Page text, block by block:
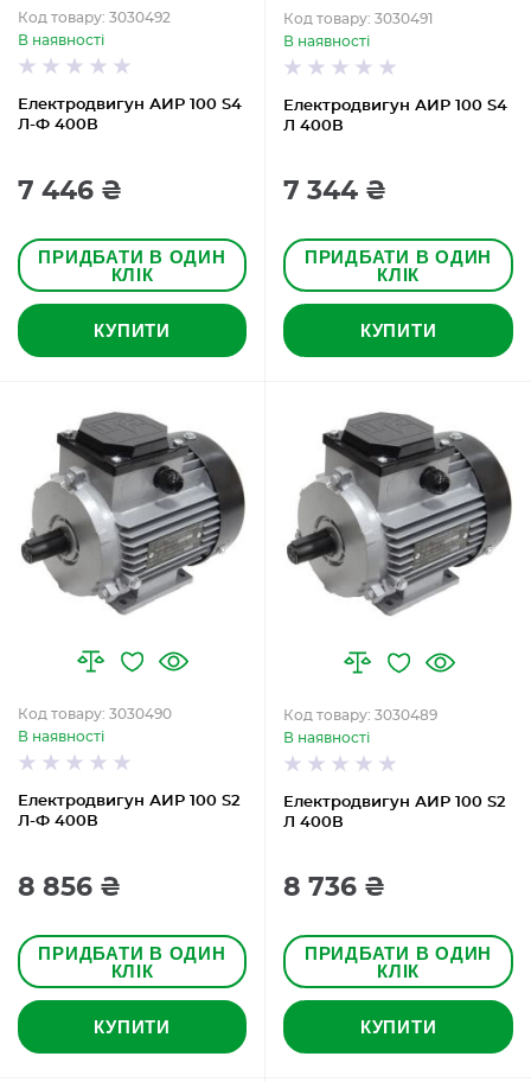
Електродвигун АИР 100 S4
Л-Ф 400В
Код товару: 3030492
В наявності
7 446 ₴
ПРИДБАТИ В ОДИН
КЛІК
КУПИТИ
Електродвигун АИР 100 S4
Л 400В
Код товару: 3030491
В наявності
7 344 ₴
ПРИДБАТИ В ОДИН
КЛІК
КУПИТИ
Електродвигун АИР 100 S2
Л-Ф 400В
Код товару: 3030490
В наявності
8 856 ₴
ПРИДБАТИ В ОДИН
КЛІК
КУПИТИ
Електродвигун АИР 100 S2
Л 400В
Код товару: 3030489
В наявності
8 736 ₴
ПРИДБАТИ В ОДИН
КЛІК
КУПИТИ